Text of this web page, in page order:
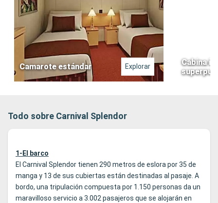
Camarote estándar Explorar
Cabina
Todo sobre Carnival Splendor
1-El barco
El Carnival Splendor tienen 290 metros de eslora por 35 de
manga y 13 de sus cubiertas están destinadas al pasaje. A
bordo, una tripulación compuesta por 1.150 personas da un
maravilloso servicio a 3.002 pasajeros que se alojarán en